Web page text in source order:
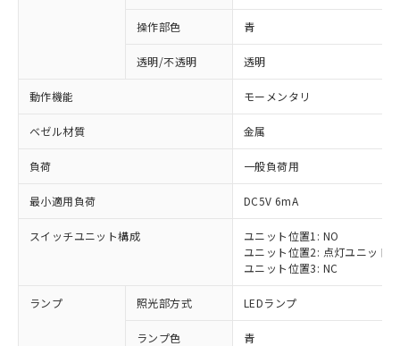
操作部色 青
透明/不透明 透明
動作機能 モーメンタリ
ベゼル材質 金属
負荷 一般負荷用
最小適用負荷 DC5V 6mA
スイッチユニット構成
ユニット位置1: NO
ユニット位置2: 点灯ユニット
ユニット位置3: NC
ランプ 照光部方式 LEDランプ
ランプ色 青